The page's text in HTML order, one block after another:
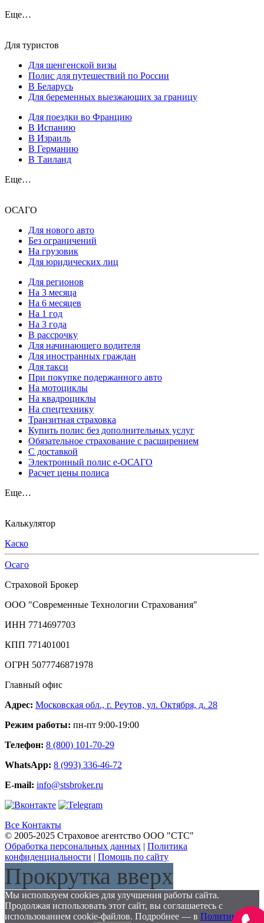
Еще…
Для туристов
Для шенгенской визы
Полис для путешествий по России
В Беларусь
Для беременных выезжающих за границу
Для поездки во Францию
В Испанию
В Израиль
В Германию
В Таиланд
Еще…
ОСАГО
Для нового авто
Без ограничений
На грузовик
Для юридических лиц
Для регионов
На 3 месяца
На 6 месяцев
На 1 год
На 3 года
В рассрочку
Для начинающего водителя
Для иностранных граждан
Для такси
При покупке подержанного авто
На мотоциклы
На квадроциклы
На спецтехнику
Транзитная страховка
Купить полис без дополнительных услуг
Обязательное страхование с расширением
С доставкой
Электронный полис е-ОСАГО
Расчет цены полиса
Еще…
Калькулятор
Каско
Осаго
Страховой Брокер
ООО "Современные Технологии Страхования"
ИНН 7714697703
КПП 771401001
ОГРН 5077746871978
Главный офис
Адрес: Московская обл., г. Реутов, ул. Октября, д. 28
Режим работы: пн-пт 9:00-19:00
Телефон: 8 (800) 101-70-29
WhatsApp: 8 (993) 336-46-72
E-mail: info@stsbroker.ru
Все Контакты
© 2005-2025 Страховое агентство ООО "СТС"
Обработка персональных данных | Политика
конфиденциальности | Помощь по сайту
Прокрутка вверх
Мы используем cookies для улучшения работы сайта.
Продолжая использовать этот сайт, вы соглашаетесь с
использованием cookie-файлов. Подробнее — в Политике